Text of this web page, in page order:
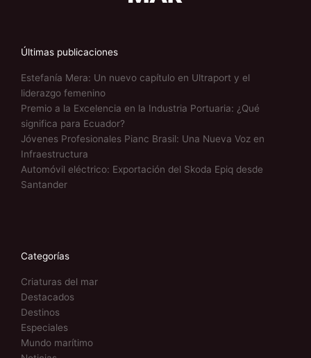
Últimas publicaciones
Estefanía Mera: Un nuevo capítulo en Ultraport y el
liderazgo femenino
Premio a la Excelencia en la Industria Portuaria: ¿Qué
significa para Ecuador?
Jóvenes Profesionales Pianc Brasil: Una Nueva Voz en
Infraestructura
Automóvil eléctrico: Exportación del Skoda Epiq desde
Santander
Categorías
Criaturas del mar
Destacados
Destinos
Especiales
Mundo marítimo